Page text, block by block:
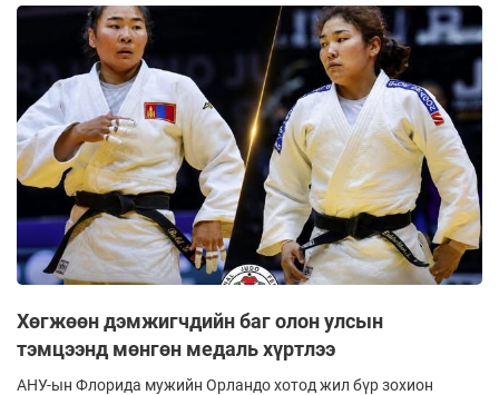
Хөгжөөн дэмжигчдийн баг олон улсын
тэмцээнд мөнгөн медаль хүртлээ
АНУ-ын Флорида мужийн Орландо хотод жил бүр зохион